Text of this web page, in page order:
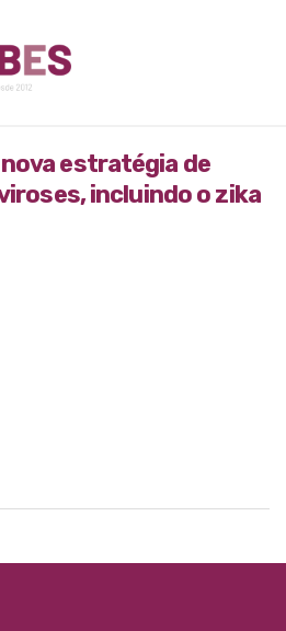
nova estratégia de
incluindo o zika